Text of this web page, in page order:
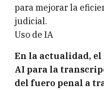
para mejorar la
judicial.
Uso de IA
En la actualidad,
AI para la
del fuero penal a